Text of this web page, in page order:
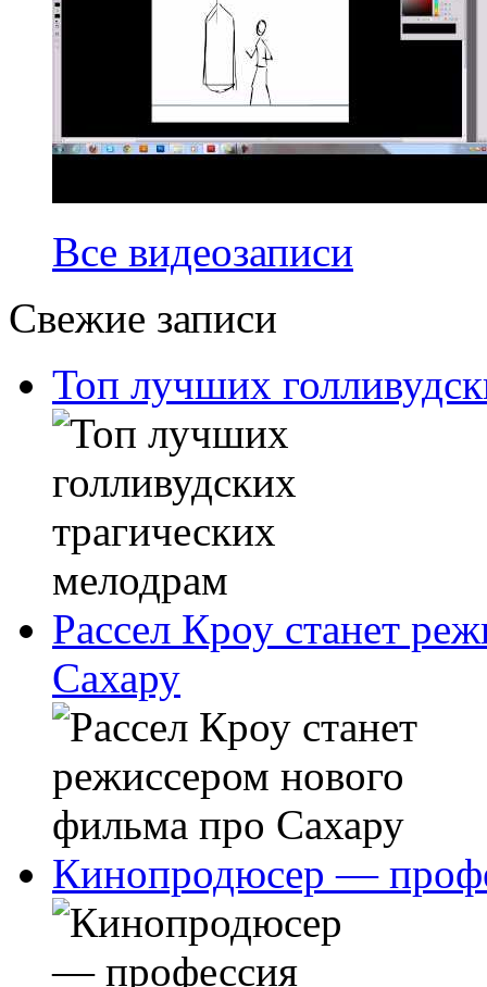
Все видеозаписи
Свежие записи
Топ лучших
Рассел Кроу станет
Сахару
Кинопродюсер —